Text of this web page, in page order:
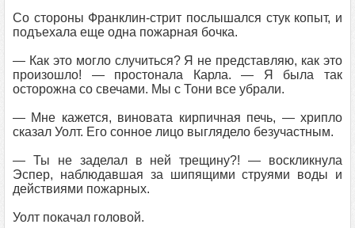
Со стороны Франклин-стрит послышался стук копыт, и
подъехала еще одна пожарная бочка.
— Как это могло случиться? Я не представляю, как это
произошло! — простонала Карла. — Я была так
осторожна со свечами. Мы с Тони все убрали.
— Мне кажется, виновата кирпичная печь, — хрипло
сказал Уолт. Его сонное лицо выглядело безучастным.
— Ты не заделал в ней трещину?! — воскликнула
Эспер, наблюдавшая за шипящими струями воды и
действиями пожарных.
Уолт покачал головой.